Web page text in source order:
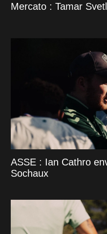
Mercato : Tamar
ASSE : Ian Cathro
Sochaux